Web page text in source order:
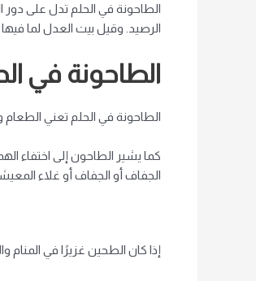
الطاحونة في الحلم تدل على دور
الرصيد. وقيل بيت العدل لما
الطاحونة في
الطاحونة في الحلم تعني الطعام
كما يشير الطاحون إلى اختفاء
الجفاف أو الجفاف أو غلاء
إذا كان الطحين غزيرًا في المنام